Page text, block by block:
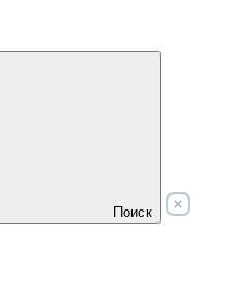
Поиск